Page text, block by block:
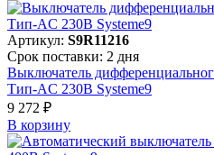
Артикул: S9R11216
Срок поставки: 2 дня
Выключатель
Тип-AC 230В Systeme9
9 272 ₽
В корзинy